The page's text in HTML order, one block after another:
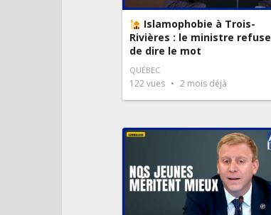
Islamophobie à Trois-
Rivières : le ministre refuse
de dire le mot
QUÉBEC
122vues 2 mois déjà